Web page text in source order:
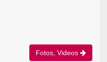
Fotos, Videos